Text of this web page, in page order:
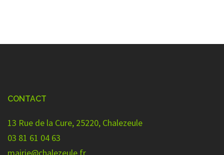
CONTACT
13 Rue de la Cure, 25220, Chalezeule
03 81 61 04 63